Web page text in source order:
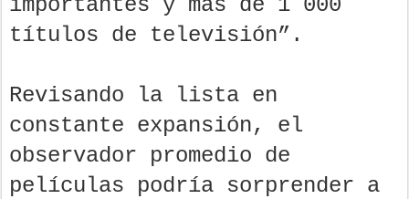
títulos de televisión”.
Revisando la lista en
constante expansión, el
observador promedio de
películas podría sorprender a